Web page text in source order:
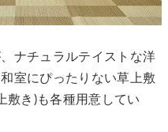
ナチュラルテイストな洋
室にぴったりない草上敷
敷き)も各種用意してい